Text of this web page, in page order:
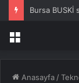
Menü
Anasayfa /